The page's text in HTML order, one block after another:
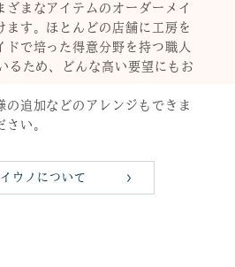
ざまなアイテムのオーダーメイ
ます。ほとんどの店舗に工房を
ドで培った得意分野を持つ職人
るため、どんな高い要望にもお
の追加などのアレンジもできま
い。
ウノについて